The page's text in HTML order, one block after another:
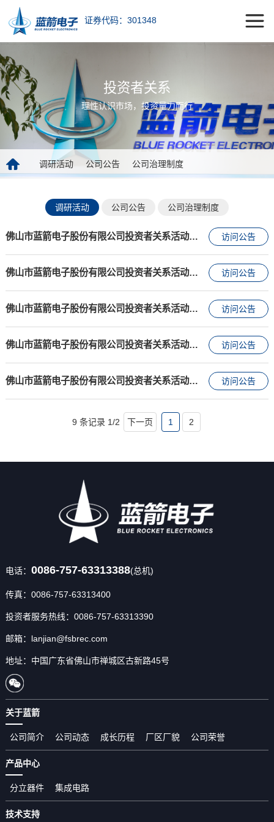
证券代码：301348
投资者关系
理性认识市场，投资量力而行
调研活动 公司公告 公司治理制度
调研活动 公司公告 公司治理制度
佛山市蓝箭电子股份有限公司投资者关系活动记录表20250919 访问公告
佛山市蓝箭电子股份有限公司投资者关系活动记录表20250509 访问公告
佛山市蓝箭电子股份有限公司投资者关系活动记录表20241014 访问公告
佛山市蓝箭电子股份有限公司投资者关系活动记录表20240912 访问公告
佛山市蓝箭电子股份有限公司投资者关系活动记录表20240830 访问公告
9 条记录 1/2 下一页 1 2
电话： 0086-757-63313388(总机)
传真：0086-757-63313400
投资者服务热线：0086-757-63313390
邮箱：lanjian@fsbrec.com
地址：中国广东省佛山市禅城区古新路45号
关于蓝箭
公司简介 公司动态 成长历程 厂区厂貌 公司荣誉
产品中心
分立器件 集成电路
技术支持